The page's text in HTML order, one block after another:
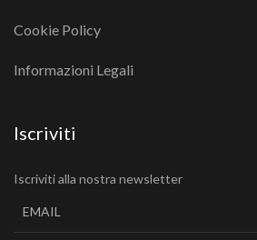
Cookie Policy
Informazioni Legali
Iscriviti
Iscriviti alla nostra newsletter